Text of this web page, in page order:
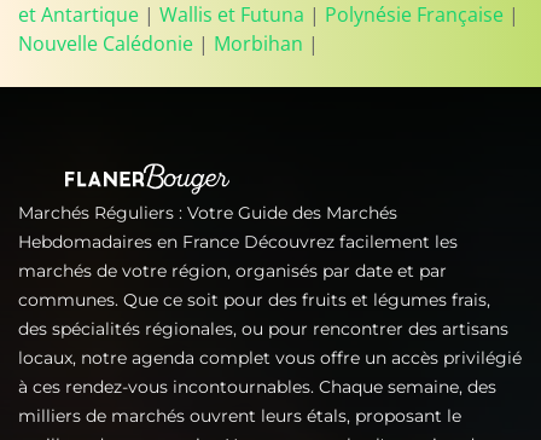
et Antartique | Wallis et Futuna | Polynésie Française |
Nouvelle Calédonie | Morbihan |
Marchés Réguliers : Votre Guide des Marchés
Hebdomadaires en France Découvrez facilement les
marchés de votre région, organisés par date et par
communes. Que ce soit pour des fruits et légumes frais,
des spécialités régionales, ou pour rencontrer des artisans
locaux, notre agenda complet vous offre un accès privilégié
à ces rendez-vous incontournables. Chaque semaine, des
milliers de marchés ouvrent leurs étals, proposant le